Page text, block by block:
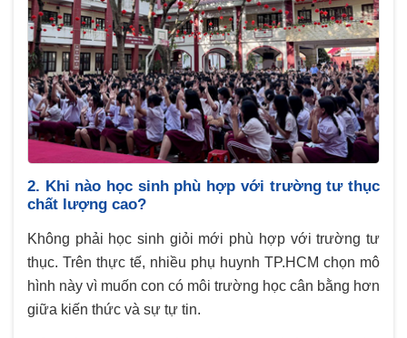
2. Khi nào học sinh phù hợp với trường tư thục
chất lượng cao?
Không phải học sinh giỏi mới phù hợp với trường tư
thục. Trên thực tế, nhiều phụ huynh TP.HCM chọn mô
hình này vì muốn con có môi trường học cân bằng hơn
giữa kiến thức và sự tự tin.